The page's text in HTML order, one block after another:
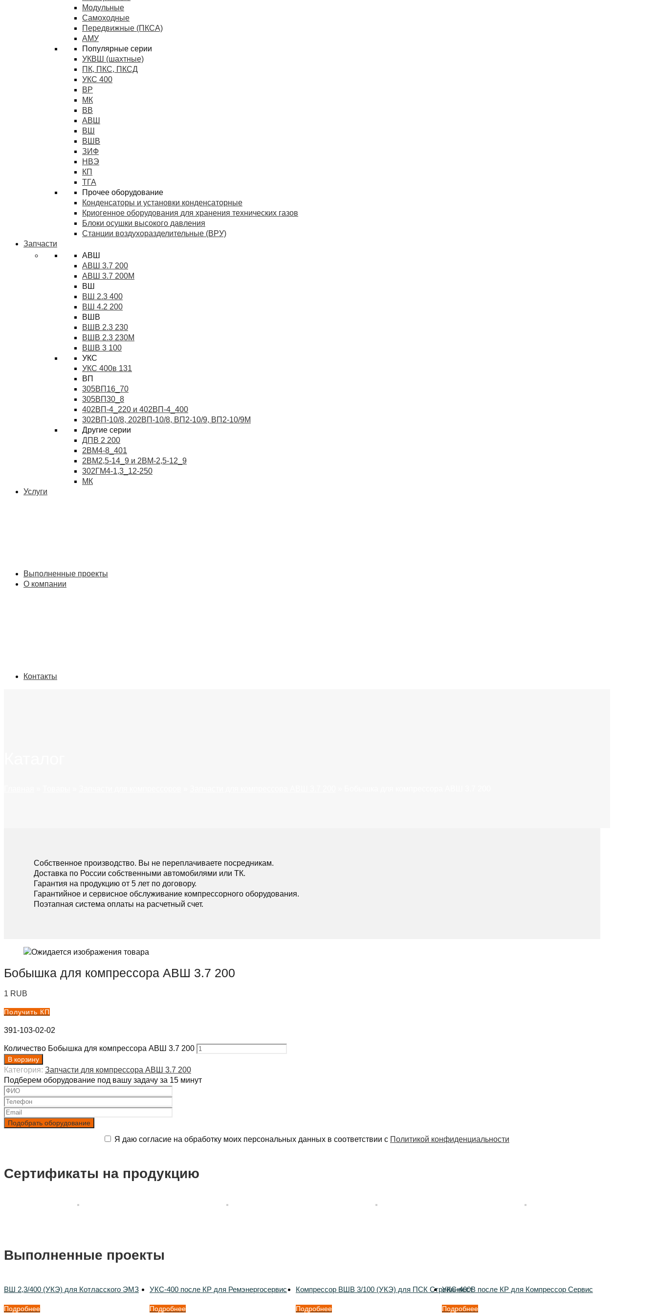
Модульные
Самоходные
Передвижные (ПКСА)
АМУ
Популярные серии
УКВШ (шахтные)
ПК, ПКС, ПКСД
УКС 400
ВР
МК
ВВ
АВШ
ВШ
ВШВ
ЗИФ
НВЭ
КП
ТГА
Прочее оборудование
Конденсаторы и установки конденсаторные
Криогенное оборудования для хранения технических газов
Блоки осушки высокого давления
Станции воздухоразделительные (ВРУ)
Запчасти
АВШ
АВШ 3.7 200
АВШ 3.7 200М
ВШ
ВШ 2.3 400
ВШ 4.2 200
ВШВ
ВШВ 2.3 230
ВШВ 2.3 230М
ВШВ 3 100
УКС
УКС 400в 131
ВП
305ВП16_70
305ВП30_8
402ВП-4_220 и 402ВП-4_400
302ВП-10/8, 202ВП-10/8, ВП2-10/9, ВП2-10/9М
Другие серии
ДПВ 2 200
2ВМ4-8_401
2ВМ2,5-14_9 и 2ВМ-2,5-12_9
302ГМ4-1,3_12-250
МК
Услуги
Выполненные проекты
О компании
Контакты
Собственное производство. Вы не переплачиваете посредникам.
Доставка по России собственными автомобилями или ТК.
Гарантия на продукцию от 5 лет по договору.
Гарантийное и сервисное обслуживание компрессорного оборудования.
Поэтапная система оплаты на расчетный счет.
Бобышка для компрессора АВШ 3.7 200
1 RUB
Получить КП
391-103-02-02
Количество Бобышка для компрессора АВШ 3.7 200
В корзину
Категория: Запчасти для компрессора АВШ 3.7 200
Подберем оборудование под вашу задачу за 15 минут
Я даю согласие на обработку моих персональных данных в соответствии с Политикой конфиденциальности
Сертификаты на продукцию
Выполненные проекты
ВШ 2,3/400 (УКЭ) для Котласского ЭМЗ
Подробнее
УКС-400 после КР для Ремэнергосервис
Подробнее
Компрессор ВШВ 3/100 (УКЭ) для ПСК Стройинвест
Подробнее
УКС-400В после КР для Компрессор Сервис
Подробнее